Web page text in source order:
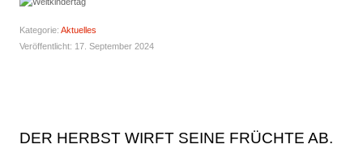
Kategorie: Aktuelles
Veröffentlicht: 17. September 2024
DER HERBST WIRFT SEINE FRÜCHTE AB.